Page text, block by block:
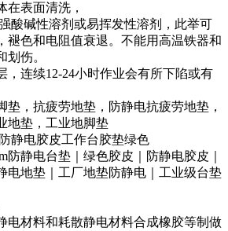
在表面清洗，
酸碱性溶剂或易挥发性溶剂，此举可
褪色和电阻值衰退。不能用高温铁器和
伤。
，连续12-24小时作业会有所下陷或有
垫，抗疲劳地垫，防静电抗疲劳地垫，
地垫，工业地脚垫
静电胶皮工作台胶垫绿色
防静电台垫｜绿色胶皮｜防静电胶皮｜
电地垫｜工厂地垫防静电｜工业级台垫
电材料和耗散静电材料合成橡胶等制做